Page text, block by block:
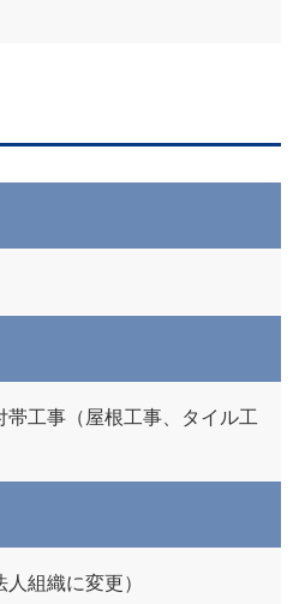
工事（屋根工事、タイル工
組織に変更）